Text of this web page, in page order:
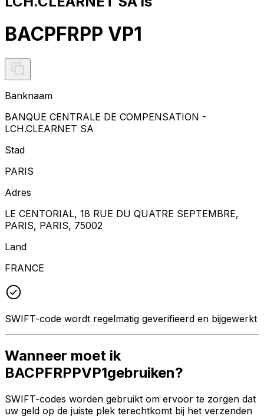
BACPFRPP VP1
Banknaam
BANQUE CENTRALE DE COMPENSATION -
LCH.CLEARNET SA
Stad
PARIS
Adres
LE CENTORIAL, 18 RUE DU QUATRE SEPTEMBRE,
PARIS, PARIS, 75002
Land
FRANCE
SWIFT-code wordt regelmatig geverifieerd en bijgewerkt
Wanneer moet ik
BACPFRPPVP1gebruiken?
SWIFT-codes worden gebruikt om ervoor te zorgen dat
uw geld op de juiste plek terechtkomt bij het verzenden